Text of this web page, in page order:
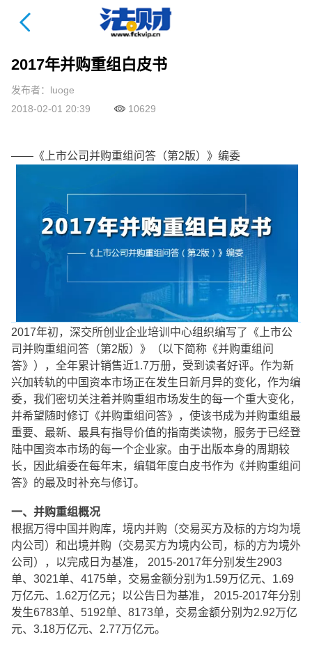
法财课详情页
2017年并购重组白皮书
发布者：luoge
2018-02-01 20:39
10629
——《上市公司并购重组问答（第2版）》编委
2017年初，深交所创业企业培训中心组织编写了《上市公
司并购重组问答（第2版）》（以下简称《并购重组问
答》），全年累计销售近1.7万册，受到读者好评。作为新
兴加转轨的中国资本市场正在发生日新月异的变化，作为编
委，我们密切关注着并购重组市场发生的每一个重大变化，
并希望随时修订《并购重组问答》，使该书成为并购重组最
重要、最新、最具有指导价值的指南类读物，服务于已经登
陆中国资本市场的每一个企业家。由于出版本身的周期较
长，因此编委在每年末，编辑年度白皮书作为《并购重组问
答》的最及时补充与修订。
一、并购重组概况
根据万得中国并购库，境内并购（交易买方及标的方均为境
内公司）和出境并购（交易买方为境内公司，标的方为境外
公司），以完成日为基准， 2015-2017年分别发生2903
单、3021单、4175单，交易金额分别为1.59万亿元、1.69
万亿元、1.62万亿元；以公告日为基准， 2015-2017年分别
发生6783单、5192单、8173单，交易金额分别为2.92万亿
元、3.18万亿元、2.77万亿元。